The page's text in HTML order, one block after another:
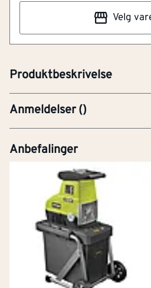
Velg
Produktbeskrivelse
imiterer naturens egen kjemi,
biologisk nedbrytbar i henhold
Anmeldelser()
Anbefalinger